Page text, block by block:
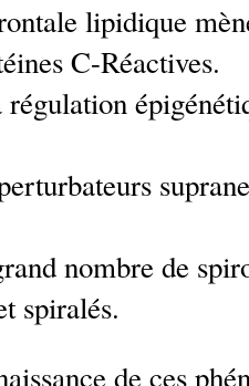
lipidique
C-Réactives.
régulation
nombre de
spiralés.
de ces